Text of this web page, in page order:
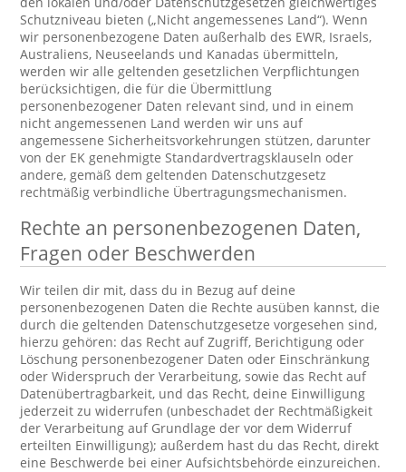
Schutzniveau bieten („Nicht angemessenes Land“). Wenn
wir personenbezogene Daten außerhalb des EWR, Israels,
Australiens, Neuseelands und Kanadas übermitteln,
werden wir alle geltenden gesetzlichen Verpflichtungen
berücksichtigen, die für die Übermittlung
personenbezogener Daten relevant sind, und in einem
nicht angemessenen Land werden wir uns auf
angemessene Sicherheitsvorkehrungen stützen, darunter
von der EK genehmigte Standardvertragsklauseln oder
andere, gemäß dem geltenden Datenschutzgesetz
rechtmäßig verbindliche Übertragungsmechanismen.
Rechte an personenbezogenen Daten,
Fragen oder Beschwerden
Wir teilen dir mit, dass du in Bezug auf deine
personenbezogenen Daten die Rechte ausüben kannst, die
durch die geltenden Datenschutzgesetze vorgesehen sind,
hierzu gehören: das Recht auf Zugriff, Berichtigung oder
Löschung personenbezogener Daten oder Einschränkung
oder Widerspruch der Verarbeitung, sowie das Recht auf
Datenübertragbarkeit, und das Recht, deine Einwilligung
jederzeit zu widerrufen (unbeschadet der Rechtmäßigkeit
der Verarbeitung auf Grundlage der vor dem Widerruf
erteilten Einwilligung); außerdem hast du das Recht, direkt
eine Beschwerde bei einer Aufsichtsbehörde einzureichen.